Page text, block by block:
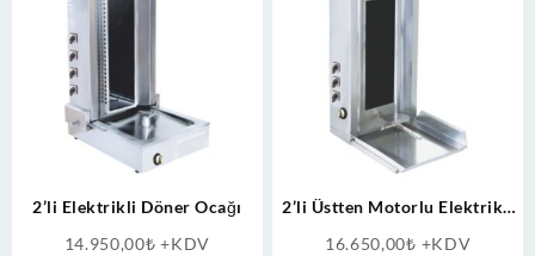
2’li Elektrikli Döner Ocağı
14.950,00₺ +KDV
2’li Üstten Motorlu Elektrikli
16.650,00₺ +KDV